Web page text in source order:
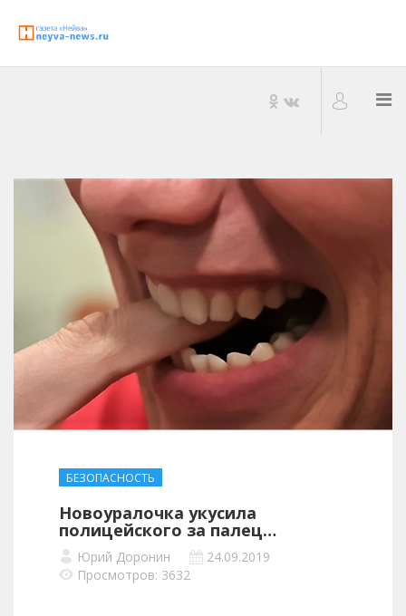
БЕЗОПАСНОСТЬ
Новоуралочка укусила
полицейского за палец…
Юрий Доронин
24.09.2019
Просмотров: 3632